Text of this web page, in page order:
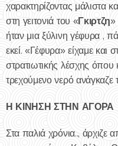
χαρακτηρίζοντας μάλιστα
στη γειτονιά του «Γκιρτζη»
ήταν μια ξύλινη γέφυρα ,
εκεί. «Γέφυρα» είχαμε και
στρατιωτικής λέσχης όπου
τρεχούμενο νερό ανάγκαζε
Η ΚΙΝΗΣΗ ΣΤΗΝ ΑΓΟΡΑ
Στα παλιά χρόνια.., άρχιζε